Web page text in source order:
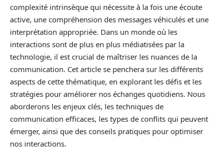
complexité intrinsèque qui nécessite à la fois une écoute
active, une compréhension des messages véhiculés et une
interprétation appropriée. Dans un monde où les
interactions sont de plus en plus médiatisées par la
technologie, il est crucial de maîtriser les nuances de la
communication. Cet article se penchera sur les différents
aspects de cette thématique, en explorant les défis et les
stratégies pour améliorer nos échanges quotidiens. Nous
aborderons les enjeux clés, les techniques de
communication efficaces, les types de conflits qui peuvent
émerger, ainsi que des conseils pratiques pour optimiser
nos interactions.